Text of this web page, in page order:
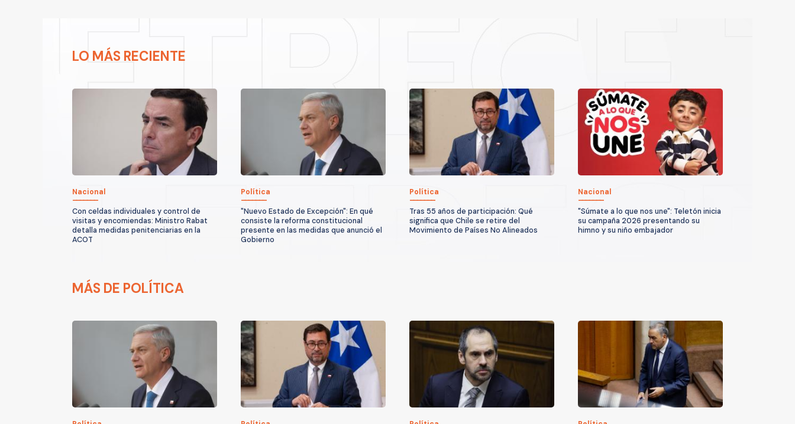
LO MÁS RECIENTE
Nacional
Con celdas individuales y control de
visitas y encomiendas: Ministro Rabat
detalla medidas penitenciarias en la
ACOT
Política
"Nuevo Estado de Excepción": En qué
consiste la reforma constitucional
presente en las medidas que anunció el
Gobierno
Política
Tras 55 años de participación: Qué
significa que Chile se retire del
Movimiento de Países No Alineados
Nacional
"Súmate a lo que nos une": Teletón inicia
su campaña 2026 presentando su
himno y su niño embajador
MÁS DE POLÍTICA